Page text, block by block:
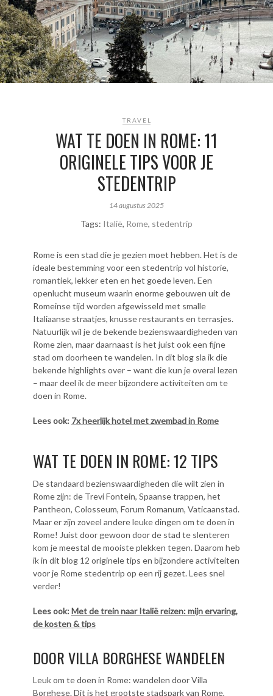
TRAVEL
WAT TE DOEN IN ROME: 11
ORIGINELE TIPS VOOR JE
STEDENTRIP
14 augustus 2025
Tags: Italië, Rome, stedentrip
Rome is een stad die je gezien moet hebben. Het is de
ideale bestemming voor een stedentrip vol historie,
romantiek, lekker eten en het goede leven. Een
openlucht museum waarin enorme gebouwen uit de
Romeinse tijd worden afgewisseld met smalle
Italiaanse straatjes, knusse restaurants en terrasjes.
Natuurlijk wil je de bekende bezienswaardigheden van
Rome zien, maar daarnaast is het juist ook een fijne
stad om doorheen te wandelen. In dit blog sla ik die
bekende highlights over – want die kun je overal lezen
– maar deel ik de meer bijzondere activiteiten om te
doen in Rome.
Lees ook: 7x heerlijk hotel met zwembad in Rome
WAT TE DOEN IN ROME: 12 TIPS
De standaard bezienswaardigheden die wilt zien in
Rome zijn: de Trevi Fontein, Spaanse trappen, het
Pantheon, Colosseum, Forum Romanum, Vaticaanstad.
Maar er zijn zoveel andere leuke dingen om te doen in
Rome! Juist door gewoon door de stad te slenteren
kom je meestal de mooiste plekken tegen. Daarom heb
ik in dit blog 12 originele tips en bijzondere activiteiten
voor je Rome stedentrip op een rij gezet. Lees snel
verder!
Lees ook:Met de trein naar Italië reizen: mijn ervaring,
de kosten & tips
DOOR VILLA BORGHESE WANDELEN
Leuk om te doen in Rome: wandelen door Villa
Borghese. Dit is het grootste stadspark van Rome,